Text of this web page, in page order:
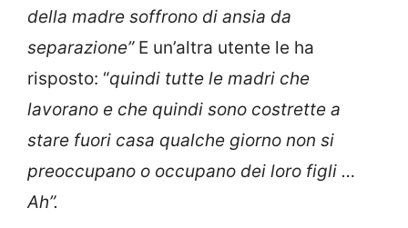
della madre soffrono di ansia da
separazione” E un’altra utente le ha
risposto: “quindi tutte le madri che
lavorano e che quindi sono costrette a
stare fuori casa qualche giorno non si
preoccupano o occupano dei loro figli …
Ah”.